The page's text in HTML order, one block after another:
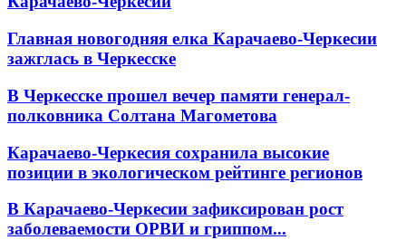
Главная новогодняя елка Карачаево-Черкесии
зажглась в Черкесске
В Черкесске прошел вечер памяти генерал-
полковника Солтана Магометова
Карачаево-Черкесия сохранила высокие
позиции в экологическом рейтинге регионов
В Карачаево-Черкесии зафиксирован рост
заболеваемости ОРВИ и гриппом...